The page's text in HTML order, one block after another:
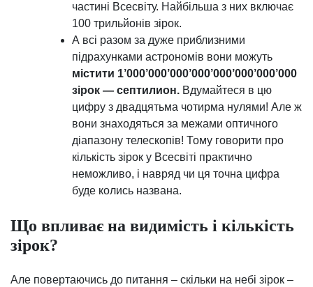
частині Всесвіту. Найбільша з них включає
100 трильйонів зірок.
А всі разом за дуже приблизними
підрахунками астрономів вони можуть
містити 1’000’000’000’000’000’000’000’000
зірок — септилион. Вдумайтеся в цю
цифру з двадцятьма чотирма нулями! Але ж
вони знаходяться за межами оптичного
діапазону телескопів! Тому говорити про
кількість зірок у Всесвіті практично
неможливо, і навряд чи ця точна цифра
буде колись названа.
Що впливає на видимість і кількість
зірок?
Але повертаючись до питання – скільки на небі зірок –